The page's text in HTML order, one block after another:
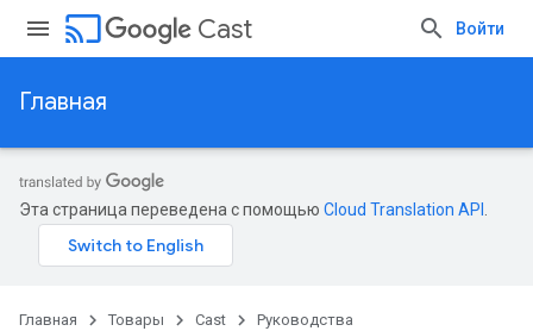
cast Cast Войти
Главная
Эта страница переведена с помощью Cloud Translation API
Главная Товары Cast Руководства